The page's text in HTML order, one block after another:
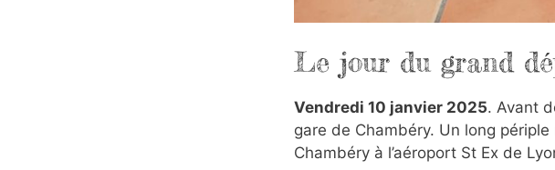
Le jour du grand
Vendredi 10 janvier 2025. Avant
gare de Chambéry. Un long
Chambéry à l’aéroport St Ex de